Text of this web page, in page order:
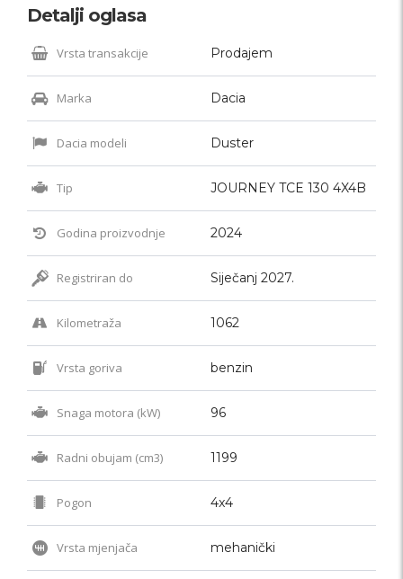
Detalji oglasa
Vrsta transakcije Prodajem
Marka Dacia
Dacia modeli Duster
Tip JOURNEY TCE 130 4X4B
Godina proizvodnje 2024
Registriran do Siječanj 2027.
Kilometraža 1062
Vrsta goriva benzin
Snaga motora (kW) 96
Radni obujam (cm3) 1199
Pogon 4x4
Vrsta mjenjača mehanički